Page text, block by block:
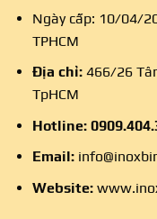
Ngày cấp: 10/04/
TPHCM
Địa chỉ:466/26 Tân
TpHCM
Hotline:
Email:
Website: